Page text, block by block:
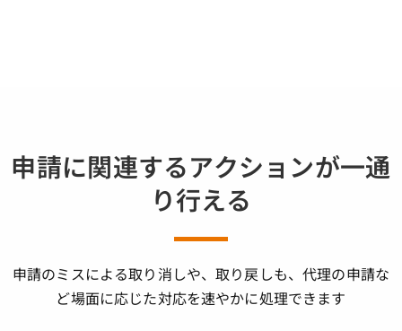
申請に関連するアクションが一通
り行える
申請のミスによる取り消しや、取り戻しも、代理の申請な
ど場面に応じた対応を速やかに処理できます